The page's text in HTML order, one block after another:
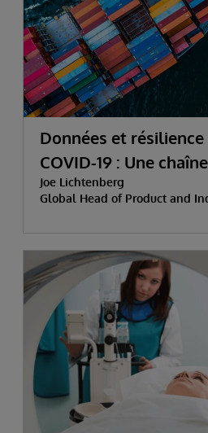
Données et
COVID-19 : Une
Joe Lichtenberg
Global Head of Product and